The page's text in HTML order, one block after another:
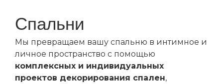
Спальни
Мы превращаем вашу спальню в интимное и
личное пространство с помощью
комплексных и индивидуальных
проектов декорирования спален,